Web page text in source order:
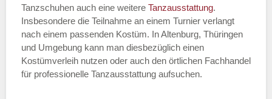
Tanzschuhen auch eine weitere Tanzausstattung.
Insbesondere die Teilnahme an einem Turnier verlangt
nach einem passenden Kostüm. In Altenburg, Thüringen
und Umgebung kann man diesbezüglich einen
Kostümverleih nutzen oder auch den örtlichen Fachhandel
für professionelle Tanzausstattung aufsuchen.